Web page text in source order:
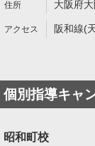
大阪府
阪和線(
個別指導キャ
昭和町校